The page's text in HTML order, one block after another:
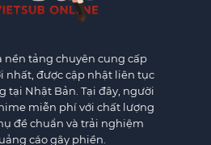
nền tảng chuyên cung cấp
nhất, được cập nhật liên tục
tại Nhật Bản. Tại đây, người
miễn phí với chất lượng
đề chuẩn và trải nghiệm
cáo gây phiền.